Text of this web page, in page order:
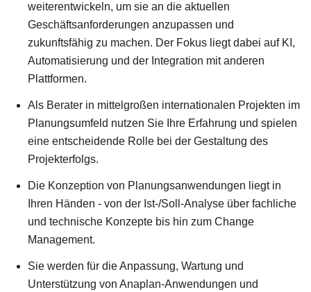
weiterentwickeln, um sie an die aktuellen
Geschäftsanforderungen anzupassen und
zukunftsfähig zu machen. Der Fokus liegt dabei auf KI,
Automatisierung und der Integration mit anderen
Plattformen.
Als Berater in mittelgroßen internationalen Projekten im
Planungsumfeld nutzen Sie Ihre Erfahrung und spielen
eine entscheidende Rolle bei der Gestaltung des
Projekterfolgs.
Die Konzeption von Planungsanwendungen liegt in
Ihren Händen - von der Ist-/Soll-Analyse über fachliche
und technische Konzepte bis hin zum Change
Management.
Sie werden für die Anpassung, Wartung und
Unterstützung von Anaplan-Anwendungen und